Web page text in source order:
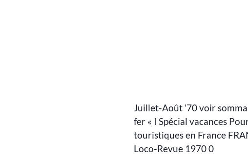
Juillet-Août ’70 voir
fer « I Spécial vacances
touristiques en France
Loco-Revue 1970 0